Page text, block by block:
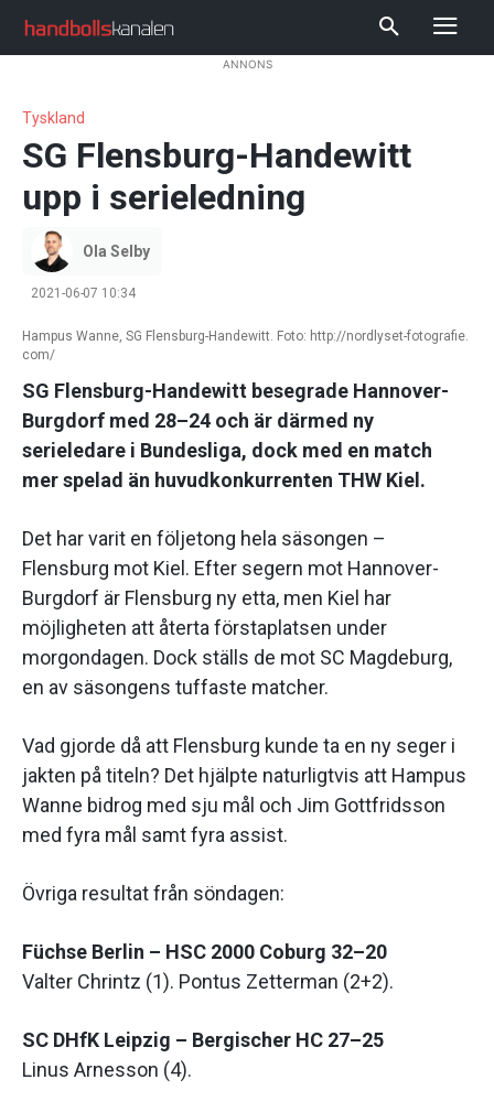
ANNONS
Tyskland
SG Flensburg-Handewitt
upp i serieledning
Ola Selby
2021-06-07 10:34
Hampus Wanne, SG Flensburg-Handewitt. Foto: http://nordlyset-fotografie.
com/
SG Flensburg-Handewitt besegrade Hannover-
Burgdorf med 28–24 och är därmed ny
serieledare i Bundesliga, dock med en match
mer spelad än huvudkonkurrenten THW Kiel.
Det har varit en följetong hela säsongen –
Flensburg mot Kiel. Efter segern mot Hannover-
Burgdorf är Flensburg ny etta, men Kiel har
möjligheten att återta förstaplatsen under
morgondagen. Dock ställs de mot SC Magdeburg,
en av säsongens tuffaste matcher.
Vad gjorde då att Flensburg kunde ta en ny seger i
jakten på titeln? Det hjälpte naturligtvis att Hampus
Wanne bidrog med sju mål och Jim Gottfridsson
med fyra mål samt fyra assist.
Övriga resultat från söndagen:
Füchse Berlin – HSC 2000 Coburg 32–20
Valter Chrintz (1). Pontus Zetterman (2+2).
SC DHfK Leipzig – Bergischer HC 27–25
Linus Arnesson (4).